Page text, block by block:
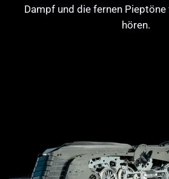
Dampf und die fernen
hören.